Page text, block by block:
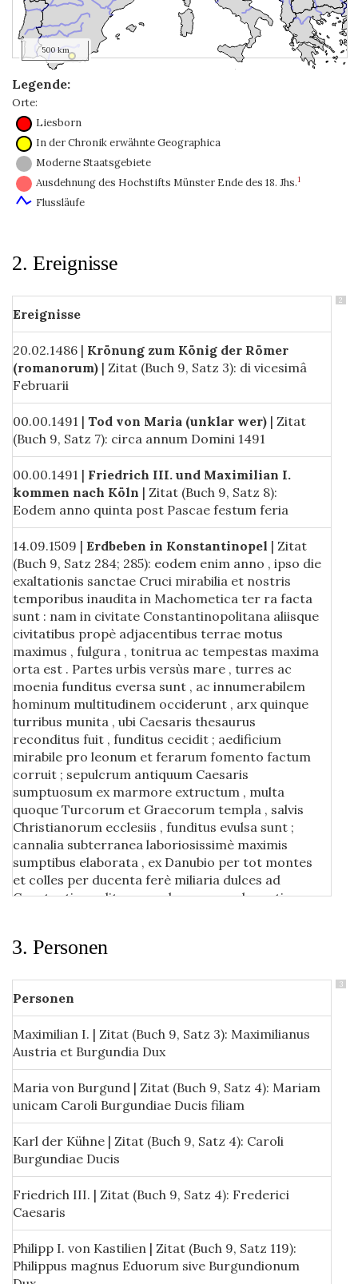
500 km
Legende:
Orte:
Liesborn
In der Chronik erwähnte Geographica
Moderne Staatsgebiete
Ausdehnung des Hochstifts Münster Ende des 18. Jhs.1
Flussläufe
2. Ereignisse
2
Ereignisse
20.02.1486 | Krönung zum König der Römer
(romanorum) | Zitat (Buch 9, Satz 3): di vicesimâ
Februarii
00.00.1491 | Tod von Maria (unklar wer) | Zitat
(Buch 9, Satz 7): circa annum Domini 1491
00.00.1491 | Friedrich III. und Maximilian I.
kommen nach Köln | Zitat (Buch 9, Satz 8):
Eodem anno quinta post Pascae festum feria
14.09.1509 | Erdbeben in Konstantinopel | Zitat
(Buch 9, Satz 284; 285): eodem enim anno , ipso die
exaltationis sanctae Cruci mirabilia et nostris
temporibus inaudita in Machometica ter ra facta
sunt : nam in civitate Constantinopolitana aliisque
civitatibus propè adjacentibus terrae motus
maximus , fulgura , tonitrua ac tempestas maxima
orta est . Partes urbis versùs mare , turres ac
moenia funditus eversa sunt , ac innumerabilem
hominum multitudinem occiderunt , arx quinque
turribus munita , ubi Caesaris thesaurus
reconditus fuit , funditus cecidit ; aedificium
mirabile pro leonum et ferarum fomento factum
corruit ; sepulcrum antiquum Caesaris
sumptuosum ex marmore extructum , multa
quoque Turcorum et Graecorum templa , salvis
Christianorum ecclesiis , funditus evulsa sunt ;
cannalia subterranea laboriosissimè maximis
sumptibus elaborata , ex Danubio per tot montes
et colles per ducenta ferè miliaria dulces ad
Constantinopolitanam urbem aquas ducentia ,
pars turris plumbeae apud Galathas cecidit ;
est , sola ejus turris à Machometis exstructa
funditus corruit ; calx et cementum , quo
Sanctorum imagines in Christi religionis
perniciem obfuscatae erant , terrae motûs
violentiâ abs parietibus evulsa est , ita ut imagines
ût priùs palàm apparerent .
00.00.1510 |Einberufung eines Reichstages
durch Maximilian I. in Augsburg.| Zitat (Buch 9,
Satz 295): anno natalis Christi 1510 plures Italiae ,
Germaniae ac Galliae Principes a divo Maximiliano
Romanorum Imperatore in opidum Augustam
accersiti essent
3. Personen
3
Personen
Maximilian I. | Zitat (Buch 9, Satz 3): Maximilianus
Austria et Burgundia Dux
Maria von Burgund | Zitat (Buch 9, Satz 4): Mariam
unicam Caroli Burgundiae Ducis filiam
Karl der Kühne | Zitat (Buch 9, Satz 4): Caroli
Burgundiae Ducis
Friedrich III. | Zitat (Buch 9, Satz 4): Frederici
Caesaris
Philipp I. von Kastilien | Zitat (Buch 9, Satz 119):
Philippus magnus Eduorum sive Burgundionum